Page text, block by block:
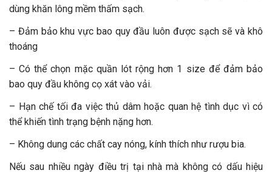
dùng khăn lông mềm thấm sạch.
– Đảm bảo khu vực bao quy đầu luôn được sạch sẽ và khô
thoáng
– Có thể chọn mặc quần lót rộng hơn 1 size để đảm bảo
bao quy đầu không cọ xát vào vải.
– Hạn chế tối đa việc thủ dâm hoặc quan hệ tình dục vì có
thể khiến tình trạng bệnh nặng hơn.
– Không dung các chất cay nóng, kính thích như rượu bia.
Nếu sau nhiều ngày điều trị tại nhà mà không có dấu hiệu